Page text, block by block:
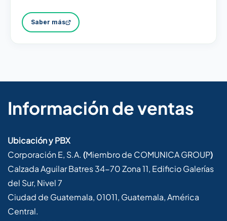
Saber más
Información de ventas
Ubicación y PBX
Corporación E, S.A. (Miembro de COMUNICA GROUP)
Calzada Aguilar Batres 34-70 Zona 11, Edificio Galerías
del Sur, Nivel 7
Ciudad de Guatemala, 01011, Guatemala, América
Central.